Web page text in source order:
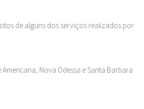
de alguns dos serviços realizados por
Nova Odessa e Santa Barbara